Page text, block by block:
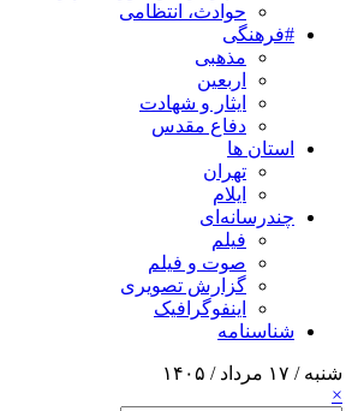
حوادث، انتظامی
#فرهنگی
مذهبی
اربعین
ایثار و شهادت
دفاع مقدس
استان ها
تهران
ایلام
چندرسانه‌ای
فیلم
صوت و فیلم
گزارش تصویری
اینفوگرافیک
شناسنامه
شنبه / ۱۷ مرداد / ۱۴۰۵
×